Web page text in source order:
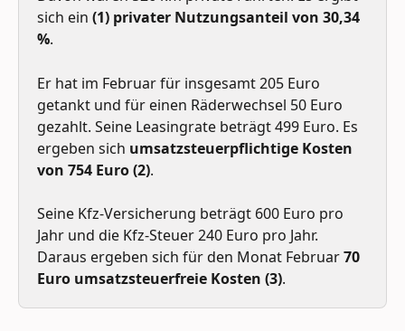
sich ein (1) privater Nutzungsanteil von 30,34
%.
Er hat im Februar für insgesamt 205 Euro
getankt und für einen Räderwechsel 50 Euro
gezahlt. Seine Leasingrate beträgt 499 Euro. Es
ergeben sich umsatzsteuerpflichtige Kosten
von 754 Euro (2).
Seine Kfz-Versicherung beträgt 600 Euro pro
Jahr und die Kfz-Steuer 240 Euro pro Jahr.
Daraus ergeben sich für den Monat Februar 70
Euro umsatzsteuerfreie Kosten (3).